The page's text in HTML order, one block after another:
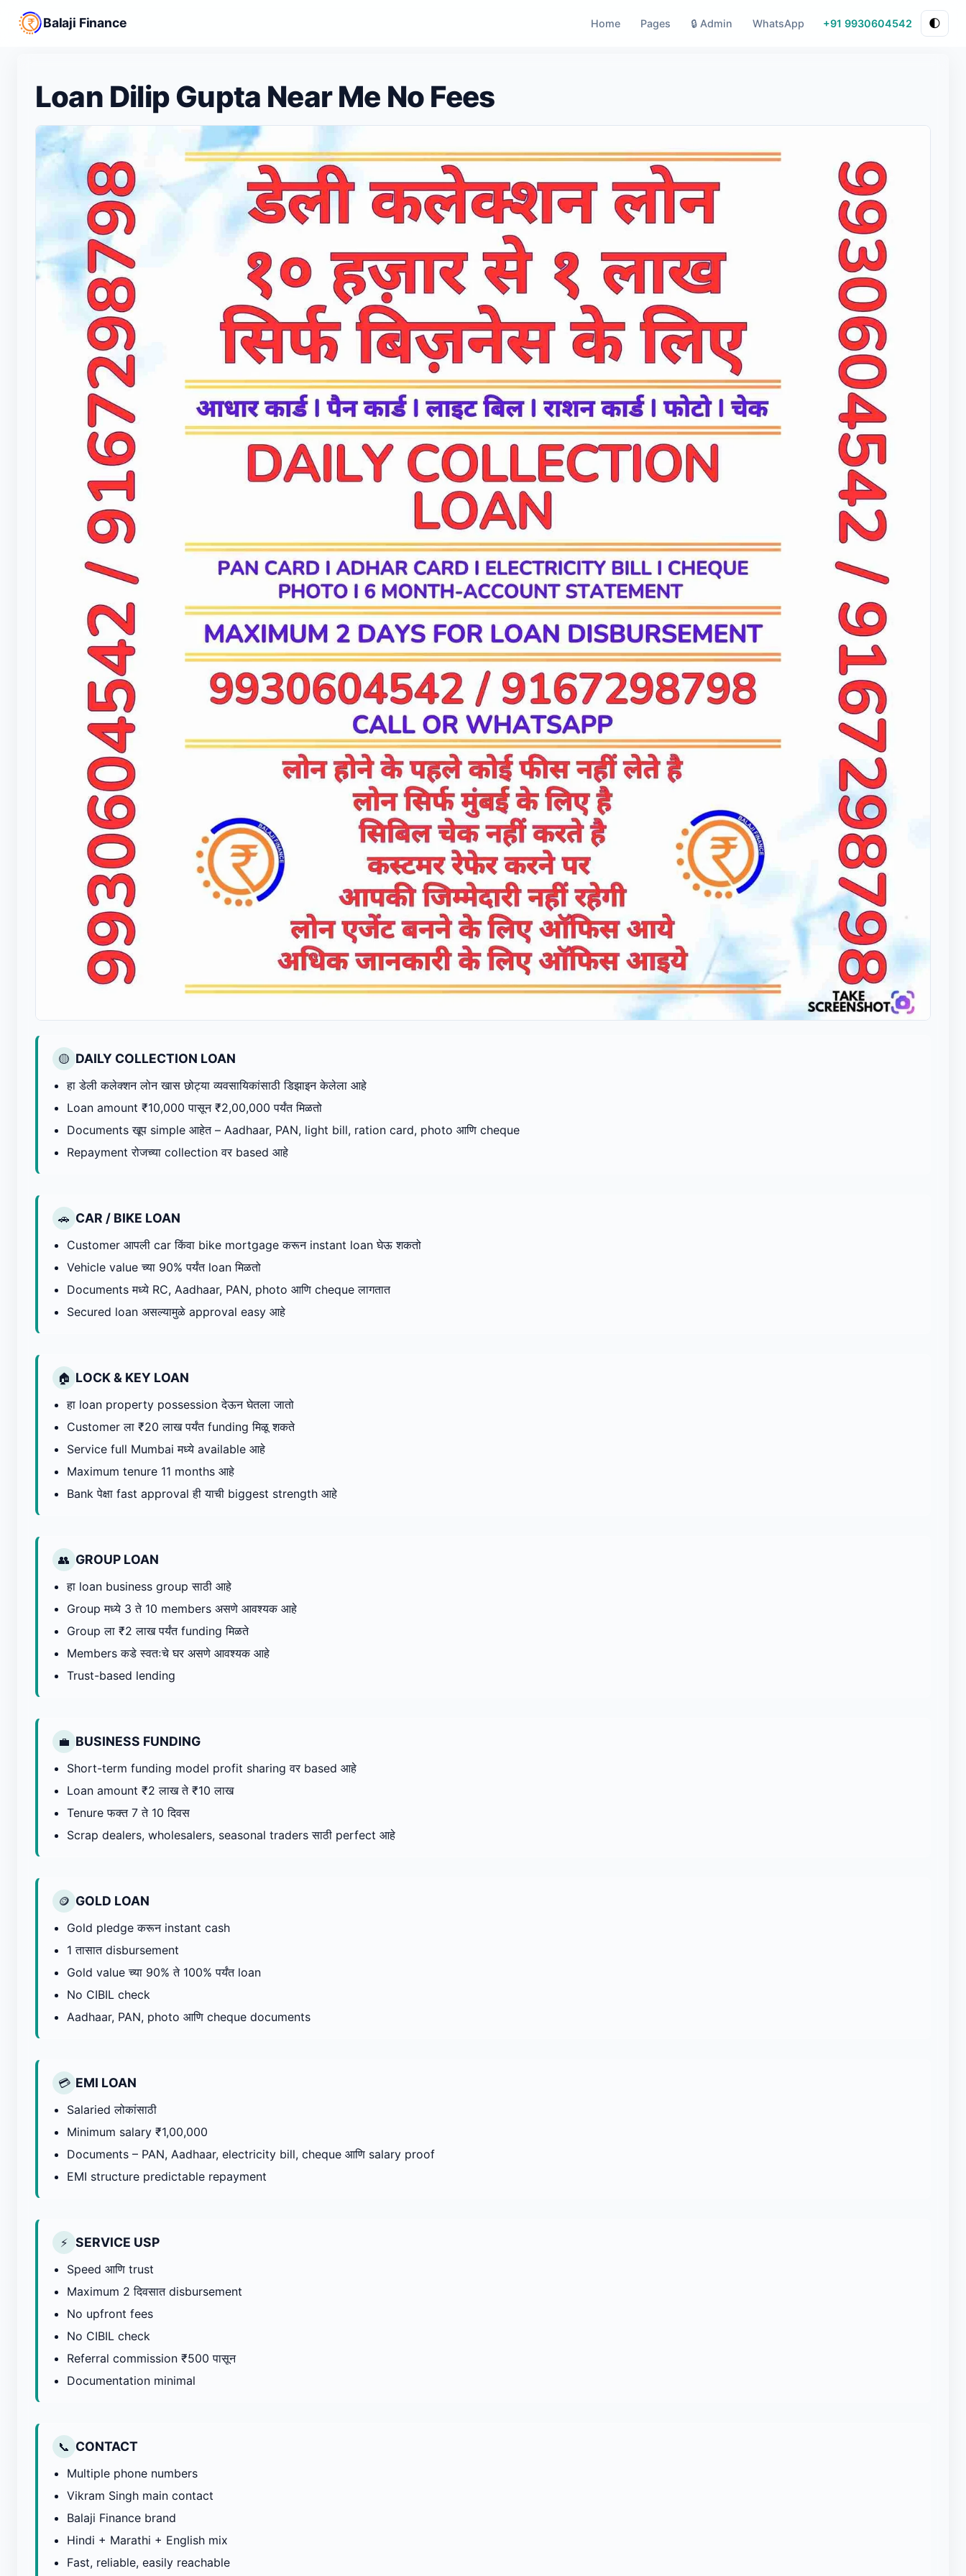
Balaji Finance Home Pages 🔒 Admin WhatsApp +91 9930604542 🌓
Loan Dilip Gupta Near Me No Fees
🟡 DAILY COLLECTION LOAN
हा डेली कलेक्शन लोन खास छोट्या व्यवसायिकांसाठी डिझाइन केलेला आहे
Loan amount ₹10,000 पासून ₹2,00,000 पर्यंत मिळतो
Documents खूप simple आहेत – Aadhaar, PAN, light bill, ration card, photo आणि cheque
Repayment रोजच्या collection वर based आहे
🚗 CAR / BIKE LOAN
Customer आपली car किंवा bike mortgage करून instant loan घेऊ शकतो
Vehicle value च्या 90% पर्यंत loan मिळतो
Documents मध्ये RC, Aadhaar, PAN, photo आणि cheque लागतात
Secured loan असल्यामुळे approval easy आहे
🏠 LOCK & KEY LOAN
हा loan property possession देऊन घेतला जातो
Customer ला ₹20 लाख पर्यंत funding मिळू शकते
Service full Mumbai मध्ये available आहे
Maximum tenure 11 months आहे
Bank पेक्षा fast approval ही याची biggest strength आहे
👥 GROUP LOAN
हा loan business group साठी आहे
Group मध्ये 3 ते 10 members असणे आवश्यक आहे
Group ला ₹2 लाख पर्यंत funding मिळते
Members कडे स्वतःचे घर असणे आवश्यक आहे
Trust-based lending
💼 BUSINESS FUNDING
Short-term funding model profit sharing वर based आहे
Loan amount ₹2 लाख ते ₹10 लाख
Tenure फक्त 7 ते 10 दिवस
Scrap dealers, wholesalers, seasonal traders साठी perfect आहे
🪙 GOLD LOAN
Gold pledge करून instant cash
1 तासात disbursement
Gold value च्या 90% ते 100% पर्यंत loan
No CIBIL check
Aadhaar, PAN, photo आणि cheque documents
💳 EMI LOAN
Salaried लोकांसाठी
Minimum salary ₹1,00,000
Documents – PAN, Aadhaar, electricity bill, cheque आणि salary proof
EMI structure predictable repayment
⚡ SERVICE USP
Speed आणि trust
Maximum 2 दिवसात disbursement
No upfront fees
No CIBIL check
Referral commission ₹500 पासून
Documentation minimal
📞 CONTACT
Multiple phone numbers
Vikram Singh main contact
Balaji Finance brand
Hindi + Marathi + English mix
Fast, reliable, easily reachable